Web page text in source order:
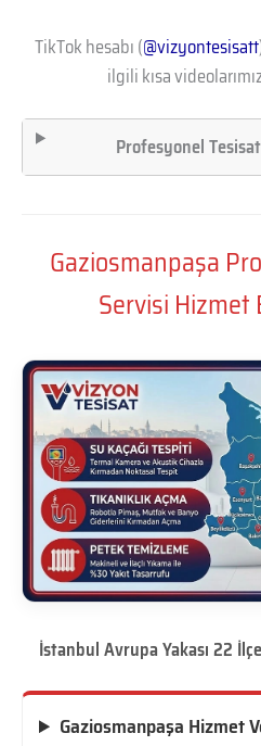
TikTok hesabı (@vizyontesisatt
ilgili kısa
Profesyonel
Gaziosmanpaşa
Servisi Hizmet
İstanbul Avrupa Yakası 22
Gaziosmanpaşa Hizmet